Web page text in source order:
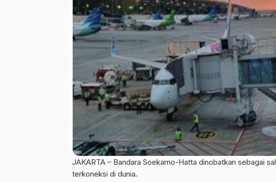
JAKARTA – Bandara Soekarno-Hatta dinobatkan sebagai
terkoneksi di dunia.